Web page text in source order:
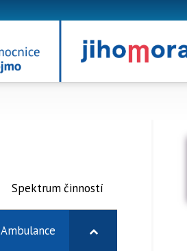
Spektrum činností
Ambulance